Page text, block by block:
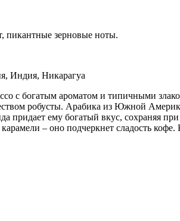
пикантные зерновые ноты.
Индия, Никарагуа
с богатым ароматом и типичными
робусты. Арабика из Южной
придает ему богатый вкус, сохраняя
– оно подчеркнет сладость